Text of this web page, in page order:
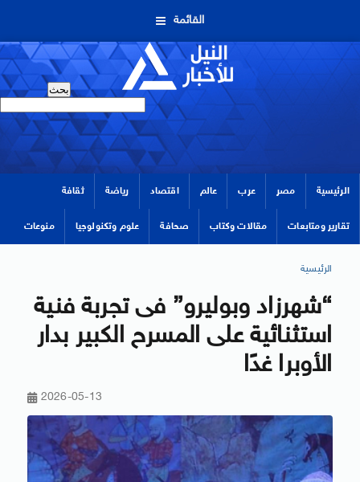
القائمة
الرئيسية مصر عرب عالم اقتصاد رياضة ثقافة
تقارير ومتابعات مقالات وكتاب صحافة علوم وتكنولوجيا منوعات
الرئيسية
“شهرزاد وبوليرو” فى تجربة فنية
استثنائية على المسرح الكبير بدار
الأوبرا غدًا
2026-05-13